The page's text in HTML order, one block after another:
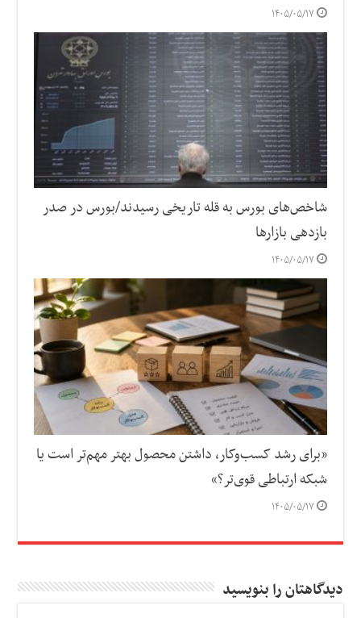
۱۴۰۵/۰۵/۱۷
شاخص‌های بورس به قله تاریخی رسیدند/بورس در صدر
بازدهی بازارها
۱۴۰۵/۰۵/۱۷
«برای رشد کسب‌وکار، داشتن محصول بهتر مهم‌تر است یا
شبکه ارتباطی قوی‌تر؟»
۱۴۰۵/۰۵/۱۷
دیدگاهتان را بنویسید